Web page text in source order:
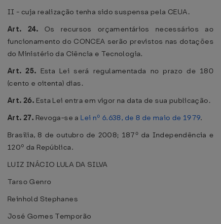
II - cuja realização tenha sido suspensa pela CEUA.
Art. 24. Os recursos orçamentários necessários ao
funcionamento do CONCEA serão previstos nas dotações
do Ministério da Ciência e Tecnologia.
Art. 25. Esta Lei será regulamentada no prazo de 180
(cento e oitenta) dias.
Art. 26. Esta Lei entra em vigor na data de sua publicação.
Art. 27. Revoga-se a Lei nº 6.638, de 8 de maio de 1979.
Brasília, 8 de outubro de 2008; 187º da Independência e
120º da República.
LUIZ INÁCIO LULA DA SILVA
Tarso Genro
Reinhold Stephanes
José Gomes Temporão